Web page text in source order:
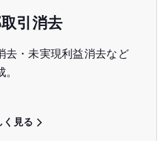
引消去
去・未実現利益消去など
く見る